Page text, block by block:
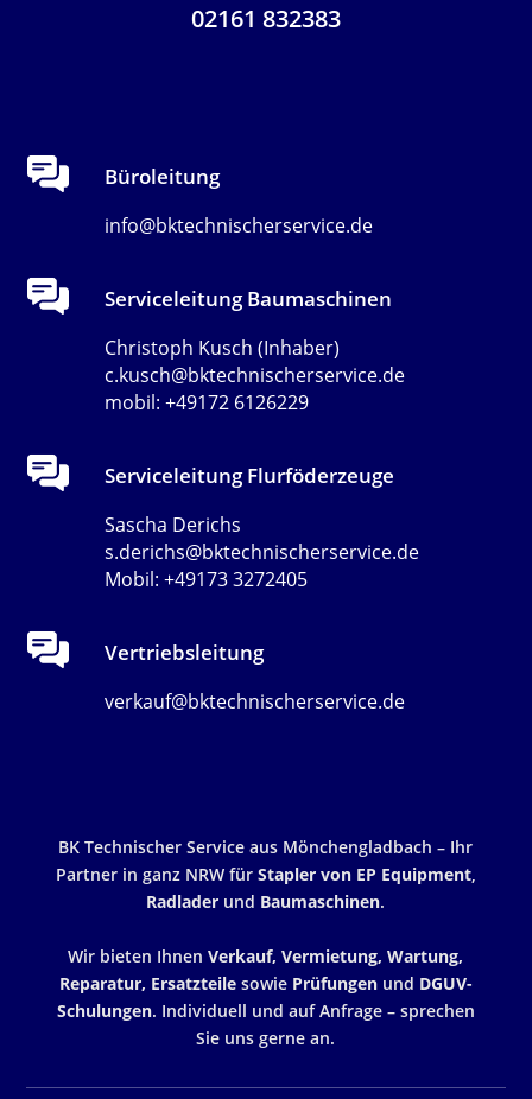
02161 832383
Büroleitung
info@bktechnischerservice.de
Serviceleitung Baumaschinen
Christoph Kusch (Inhaber)
c.kusch@bktechnischerservice.de
mobil: +49172 6126229
Serviceleitung Flurföderzeuge
Sascha Derichs
s.derichs@bktechnischerservice.de
Mobil: +49173 3272405
Vertriebsleitung
verkauf@bktechnischerservice.de
BK Technischer Service aus Mönchengladbach – Ihr
Partner in ganz NRW für Stapler von EP Equipment,
Radlader und Baumaschinen.
Wir bieten IhnenVerkauf, Vermietung, Wartung,
Reparatur, Ersatzteilesowie Prüfungenund DGUV-
Schulungen. Individuell und auf Anfrage – sprechen
Sie uns gerne an.